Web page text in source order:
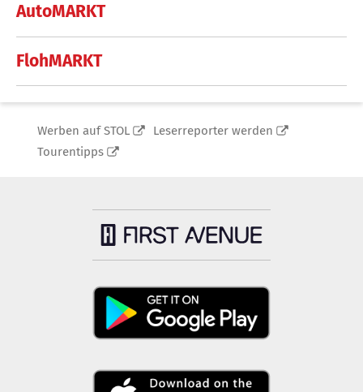
AutoMARKT
FlohMARKT
Werben auf STOL
Leserreporter werden
Tourentipps